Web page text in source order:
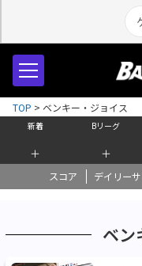
新着
＋
Bリーグ
＋
スコア デイリー
TOP > ベンキー・ジョイス
ベン